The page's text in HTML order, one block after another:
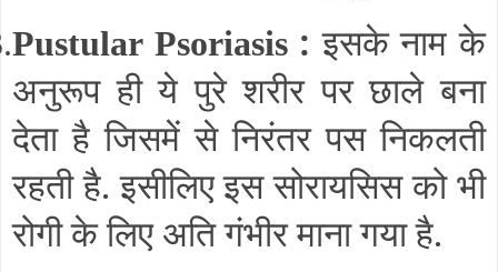
Pustular Psoriasis: इसके नाम के
अनुरूप ही ये पुरे शरीर पर छाले बना
देता है जिसमें से निरंतर पस निकलती
रहती है. इसीलिए इस सोरायसिस को भी
रोगी के लिए अति गंभीर माना गया है.